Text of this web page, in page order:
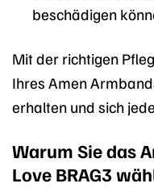
beschädigen
Mit der richtigen
Ihres Amen
erhalten und sich
Warum Sie das
Love BRAG3